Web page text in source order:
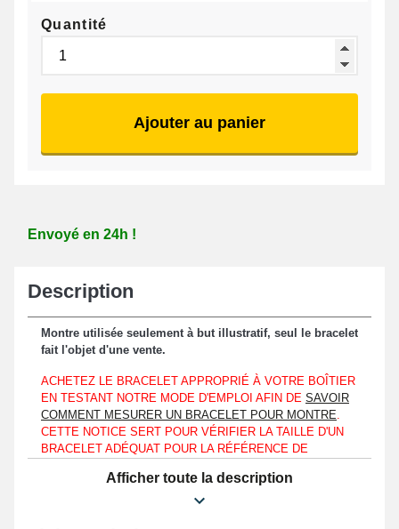
Quantité
Ajouter au panier
Envoyé en 24h !
Description
Montre utilisée seulement à but illustratif, seul le bracelet
fait l'objet d'une vente.
ACHETEZ LE BRACELET APPROPRIÉ À VOTRE BOÎTIER
EN TESTANT NOTRE MODE D'EMPLOI AFIN DE SAVOIR
COMMENT MESURER UN BRACELET POUR MONTRE.
CETTE NOTICE SERT POUR VÉRIFIER LA TAILLE D'UN
BRACELET ADÉQUAT POUR LA RÉFÉRENCE DE
QU'ELLE CORRESPONDE À UNE EMPORIO ARMANI,
TISSOT OU ÉGALEMENT UNE VICTORINOX.
Afficher toute la description